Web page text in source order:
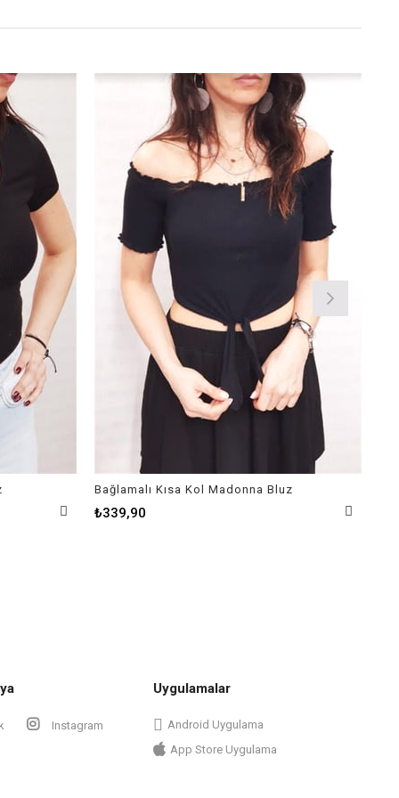
Bağlamalı Kısa Kol Madonna Bluz
₺339,90
Instagram
Uygulamalar
Android Uygulama
App Store Uygulama